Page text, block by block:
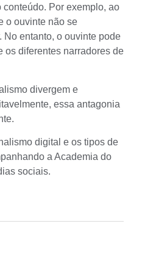
Por exemplo, ao
o ouvinte não se
No entanto, o ouvinte pode
os diferentes narradores de
divergem e
essa antagonia
digital e os tipos de
a Academia do
sociais.